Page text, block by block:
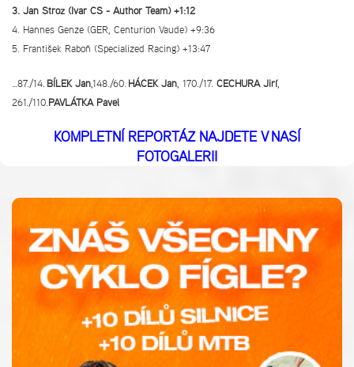
3. Jan Strož (Ivar CS - Author Team) +1:12
4. Hannes Genze (GER, Centurion Vaude) +9:36
5. František Raboň (Specialized Racing) +13:47
…87./14. BÍLEK Jan,148./60. HÁČEK Jan, 170./17. ČECHURA Jiří,
261./110.PAVLÁTKA Pavel
KOMPLETNÍ REPORTÁŽ NAJDETE V NAŠÍ
FOTOGALERII